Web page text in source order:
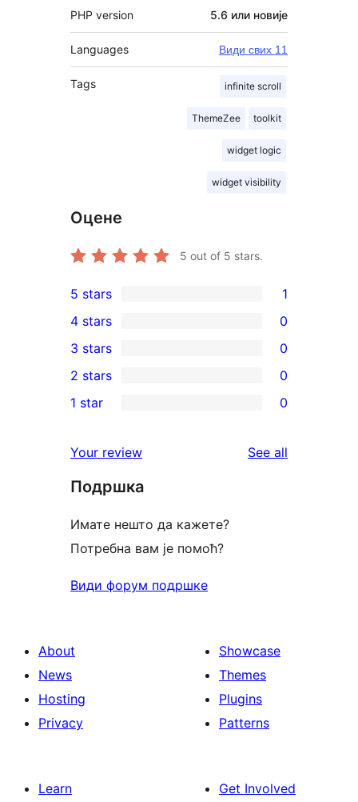
PHP version 5.6 или новије
Languages Види свих 11
Tags infinite scroll
ThemeZee toolkit
widget logic
widget visibility
Оцене
5 out of 5 stars.
1
5-
star
review
5 stars 1
4-
star
reviews
4 stars 0
0
3-
star
3 stars 0
2-
reviews
2 stars 0
star
reviews
1 star 0
Your review See all
Подршка
Имате нешто да кажете?
Потребна вам је помоћ?
Види форум подршке
About
News
Hosting
Privacy
Showcase
Themes
Plugins
Patterns
Learn
Get Involved